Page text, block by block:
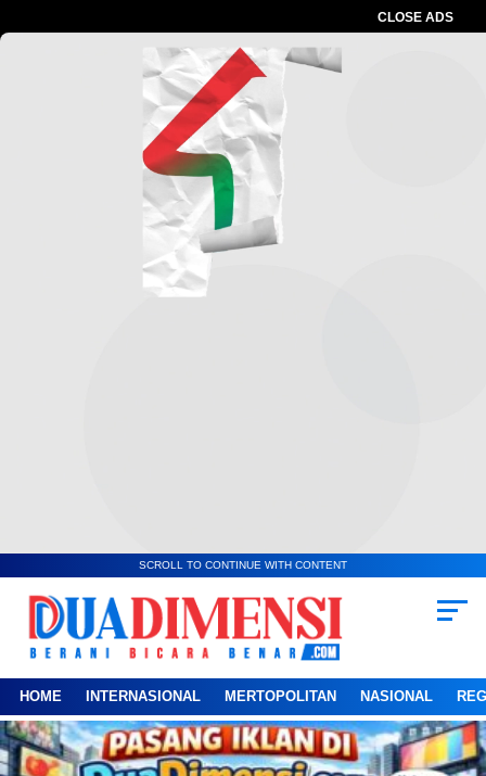
CLOSE ADS
SCROLL TO CONTINUE WITH CONTENT
HOME INTERNASIONAL MERTOPOLITAN NASIONAL
Advertesment